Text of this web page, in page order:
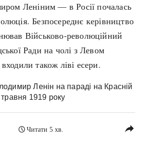
Княжа доба
Козацька доба
Україна радянська
Україна незалежна
ЗНО
Хронологія
Леніним — в Росії почалась
Безпосереднє керівництво
Військово-революційний
Ради на чолі з Левом
також ліві есери.
Ленін на параді на Красній
1919 року
Читати 5 хв.
reply